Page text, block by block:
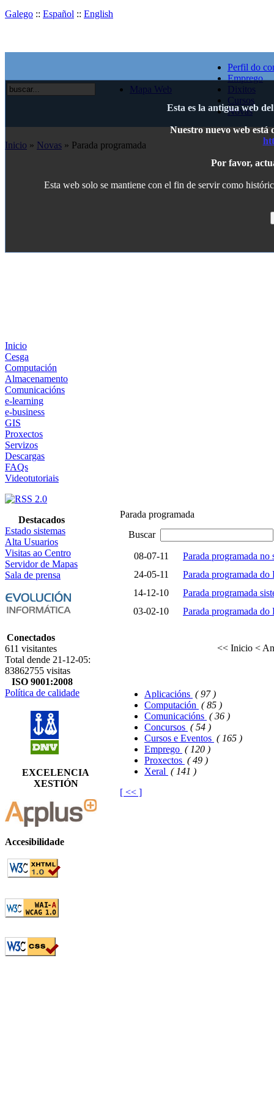
Esta es la antigua web
Nuestro nuevo web está
Por favor,
Esta web solo se mantiene con el fin de servir como
Galego :: Español :: English
Mapa Web
Perfil do
Emprego
Dixitos
Cursos
Novas
Inicio » Novas » Parada programada
Inicio
Cesga
Computación
Almacenamento
Comunicacións
e-learning
e-business
GIS
Proxectos
Servizos
Descargas
FAQs
Videotutoriais
Destacados
Estado sistemas
Alta Usuarios
Visitas ao Centro
Servidor de Mapas
Sala de prensa
Conectados
611 visitantes
Total dende 21-12-05:
83862755 visitas
ISO 9001:2008
Política de calidade
EXCELENCIA
XESTIÓN
Accesibilidade
Parada programada
Buscar
08-07-11
Parada programada no
24-05-11
Parada programada
14-12-10
Parada programada
03-02-10
Parada programada do
<< Inicio <
Aplicacións ( 97 )
Computación ( 85 )
Comunicacións ( 36 )
Concursos ( 54 )
Cursos e Eventos ( 165 )
Emprego ( 120 )
Proxectos ( 49 )
Xeral ( 141 )
[ << ]